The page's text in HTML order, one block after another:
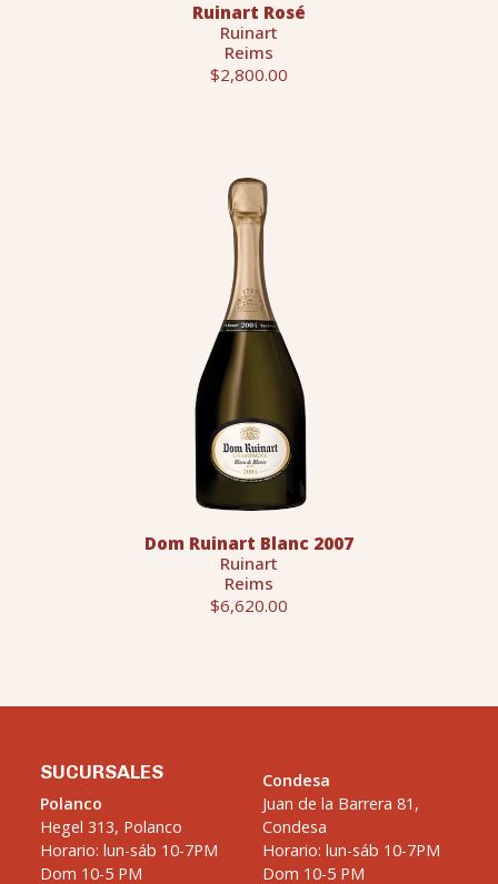
Ruinart Rosé
Ruinart
Reims
$2,800.00
Dom Ruinart Blanc 2007
Ruinart
Reims
$6,620.00
SUCURSALES
Polanco
Hegel 313, Polanco
Horario: lun-sáb 10-7PM
Dom 10-5 PM
Condesa
Juan de la Barrera 81,
Condesa
Horario: lun-sáb 10-7PM
Dom 10-5 PM